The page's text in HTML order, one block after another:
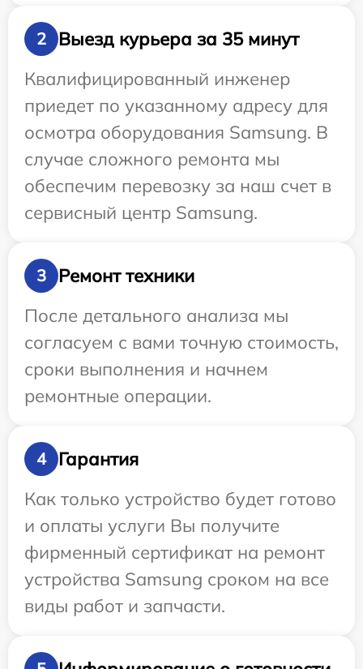
2
Выезд курьера за 35 минут
Квалифицированный инженер
приедет по указанному адресу для
осмотра оборудования Samsung. В
случае сложного ремонта мы
обеспечим перевозку за наш счет в
сервисный центр Samsung.
3
Ремонт техники
После детального анализа мы
согласуем с вами точную стоимость,
сроки выполнения и начнем
ремонтные операции.
4
Гарантия
Как только устройство будет готово
и оплаты услуги Вы получите
фирменный сертификат на ремонт
устройства Samsung сроком на все
виды работ и запчасти.